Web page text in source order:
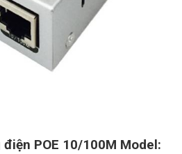
POE 10/100M Model: